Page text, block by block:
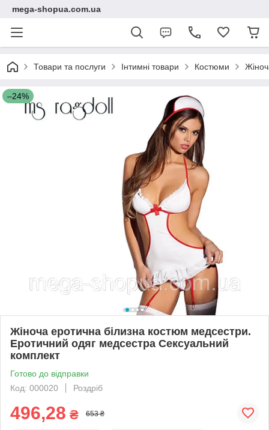
mega-shopua.com.ua
Товари та послуги Інтимні товари Костюми
–24%
Жіноча еротична білизна костюм медсестри.
Еротичний одяг медсестра Сексуальний
комплект
Готово до відправки
Код: 000020
Роздріб
496,28 ₴ 653 ₴